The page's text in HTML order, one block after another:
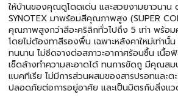
ให้บ้านของคุณดูโดดเด่น และสวยงามยาวนาน
SYNOTEX มาพร้อมสีคุณภาพสูง (SUPER
คุณภาพสูงกว่าสีอะคริลิกทั่วไปถึง 5 เท่า พร้อ
โดยไม่ต้องทาสีรองพื้น เฉพาะหลังคาใหม่เท่า
ทนนาน ไม่ซีดจางต่อสภาวะอากาศร้อนชื้น เนื้อ
เช็ดล้างทำความสะอาดได้ ทนการขัดถู มีคุณสม
แบคทีเรีย ไม่มีการส่วนผสมของสารปรอทและตะ
ปลอดภัยต่อการอยู่อาศัย และเป็นมิตรกับสิ่งแ